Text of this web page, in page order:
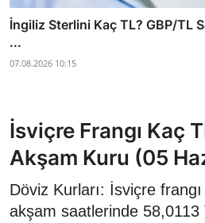
İngiliz Sterlini Kaç TL? GBP/TL
...
07.08.2026 10:15
İsviçre Frangı Kaç
Akşam Kuru (05
Döviz Kurları: İsviçre
akşam saatlerinde 58,0113